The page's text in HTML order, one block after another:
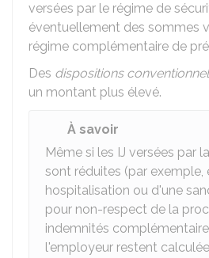
versées par le régime de
éventuellement des sommes
régime complémentaire de
Des dispositions
un montant plus élevé.
À savoir
Même si les IJ versées par
sont réduites (par exemple,
hospitalisation ou d'une
pour non-respect de la
indemnités
l'employeur restent